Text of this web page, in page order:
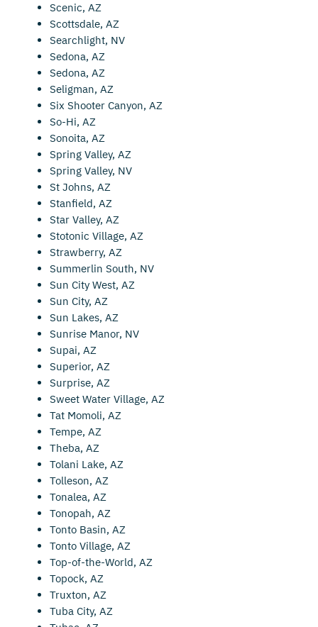
Scenic, AZ
Scottsdale, AZ
Searchlight, NV
Sedona, AZ
Sedona, AZ
Seligman, AZ
Six Shooter Canyon, AZ
So-Hi, AZ
Sonoita, AZ
Spring Valley, AZ
Spring Valley, NV
St Johns, AZ
Stanfield, AZ
Star Valley, AZ
Stotonic Village, AZ
Strawberry, AZ
Summerlin South, NV
Sun City West, AZ
Sun City, AZ
Sun Lakes, AZ
Sunrise Manor, NV
Supai, AZ
Superior, AZ
Surprise, AZ
Sweet Water Village, AZ
Tat Momoli, AZ
Tempe, AZ
Theba, AZ
Tolani Lake, AZ
Tolleson, AZ
Tonalea, AZ
Tonopah, AZ
Tonto Basin, AZ
Tonto Village, AZ
Top-of-the-World, AZ
Topock, AZ
Truxton, AZ
Tuba City, AZ